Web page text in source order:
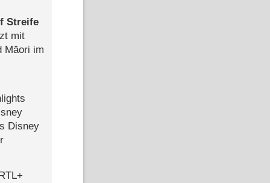
Streife
mit
Māori im
Disney